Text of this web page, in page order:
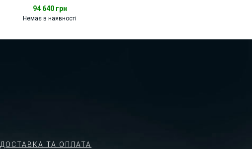
94 640 грн
Немає в наявності
ДОСТАВКА ТА ОПЛАТА